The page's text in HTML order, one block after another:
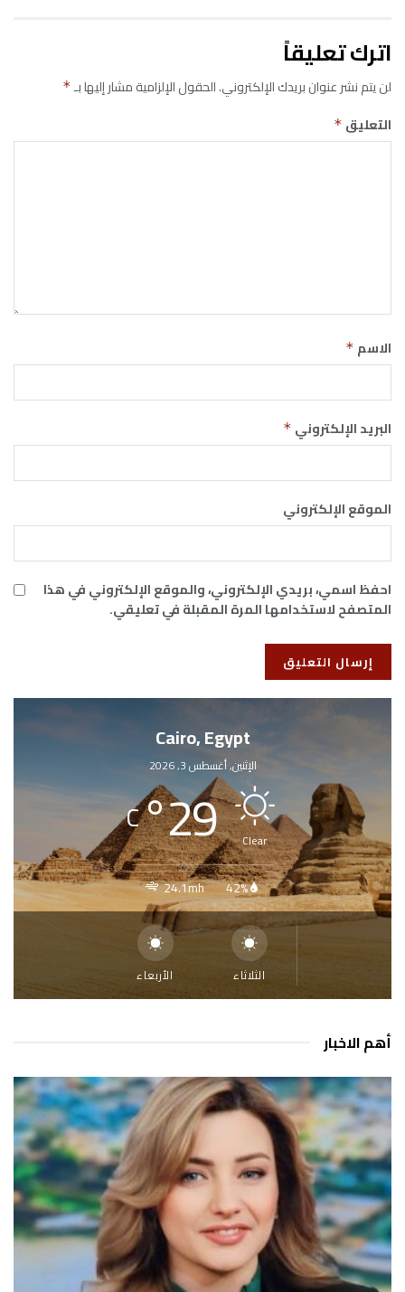
اترك تعليقاً
لن يتم نشر عنوان بريدك الإلكتروني.الحقول الإلزامية مشار إليها بـ*
التعليق *
الاسم *
البريد الإلكتروني *
الموقع الإلكتروني
احفظ اسمي، بريدي الإلكتروني، والموقع الإلكتروني في هذا
المتصفح لاستخدامها المرة المقبلة في تعليقي.
Cairo, Egypt
الإثنين, أغسطس 3, 2026
Clear
29
°
C
42%
24.1mh
الثلاثاء الأربعاء
أهم الاخبار